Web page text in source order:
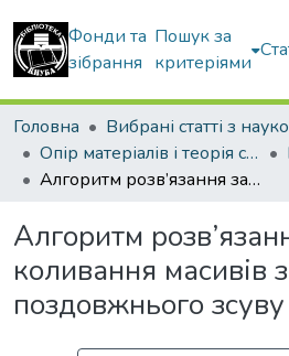
Фонди та
зібрання
Пошук за
критеріями
Головна
Опір матеріалів і теорія споруд
Алгоритм розв’язання задач про коливання масивів з тріщинами поздовжнього зсуву
Алгоритм
коливання масивів
поздовжнього зсуву